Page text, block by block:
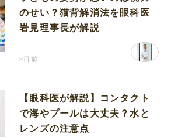
のせい？猫背解消法を眼科医
岩見理事長が解説
2日前
【眼科医が解説】コンタクト
で海やプールは大丈夫？水と
レンズの注意点